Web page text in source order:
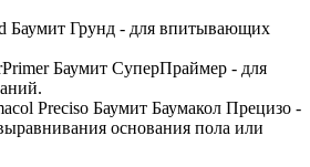
Баумит Грунд - для впитывающих
Баумит СуперПраймер - для
Preciso Баумит Баумакол Прецизо -
основания пола или